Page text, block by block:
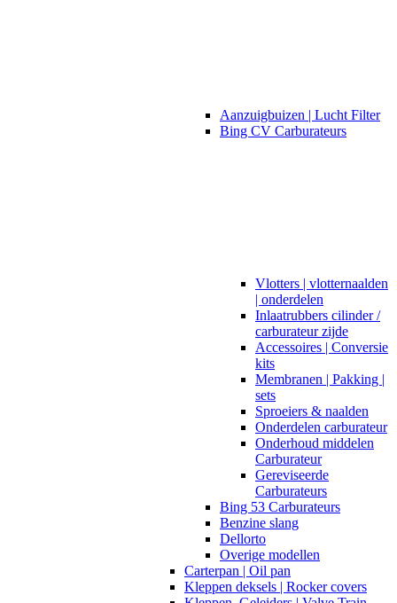
Aanzuigbuizen | Lucht Filter
Bing CV Carburateurs
Vlotters | vlotternaalden
| onderdelen
Inlaatrubbers cilinder /
carburateur zijde
Accessoires | Conversie
kits
Membranen | Pakking |
sets
Sproeiers & naalden
Onderdelen carburateur
Onderhoud middelen
Carburateur
Gereviseerde
Carburateurs
Bing 53 Carburateurs
Benzine slang
Dellorto
Overige modellen
Carterpan | Oil pan
Kleppen deksels | Rocker covers